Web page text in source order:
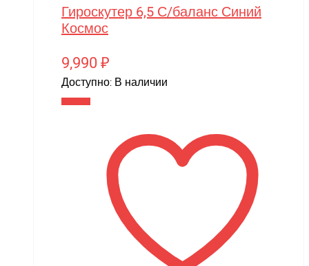
Гироскутер 6,5 С/баланс Синий
Космос
9,990 ₽
Доступно: В наличии